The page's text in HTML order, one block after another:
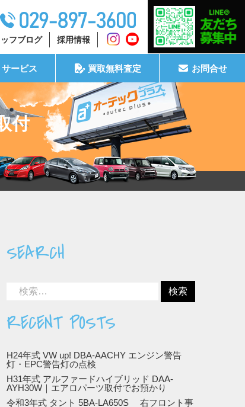
フブログ 採用情報
ービス 買取無料査定 お問合せ
付
SEARCH
RECENT POSTS
H24年式 VW up! DBA-AACHY エンジン警告
灯・EPC警告灯の点検
H31年式 アルファードハイブリッド DAA-
AYH30W｜エアロパーツ取付でお預かり
令和3年式 タント 5BA-LA650S 右フロント事